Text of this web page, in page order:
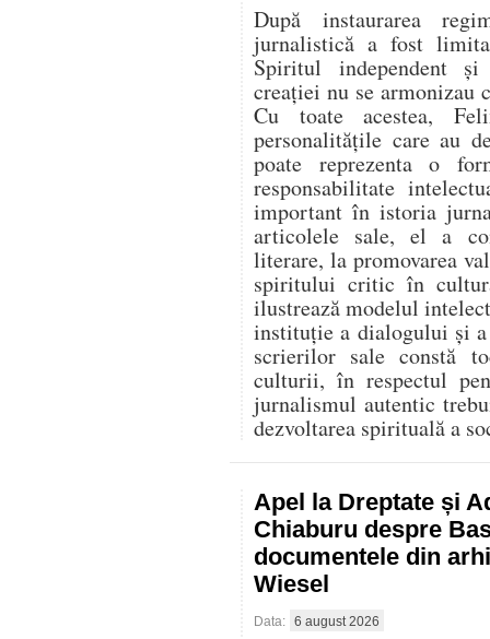
După instaurarea
jurnalistică a fost
Spiritul independent
creației nu se armonizau
Cu toate acestea,
personalitățile care au
poate reprezenta o
responsabilitate
important în istoria
articolele sale, el a
literare, la promovarea
spiritului critic în
ilustrează modelul
instituție a dialogului și
scrierilor sale constă
culturii, în respectul
jurnalismul autentic
dezvoltarea spirituală a
Apel la Dreptate și
Chiaburu despre
documentele din
Wiesel
Data: 6 august 2026